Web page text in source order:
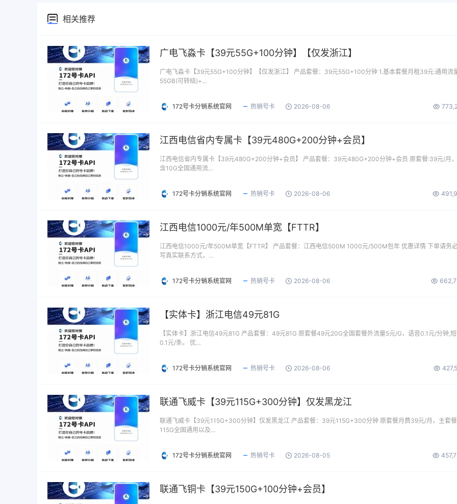
相关推荐
广电飞淼卡【39元55G+100分钟】【仅发浙江】
广电飞淼卡【39元55G+100分钟】【仅发浙江】 产品套餐：39元55G+100分钟 1.基本套餐月租39元:通用流
55GB(可转结)+…
172号卡分销系统官网 热销号卡 2026-08-06
江西电信省内专属卡【39元480G+200分钟+会员】
江西电信省内专属卡【39元480G+200分钟+会员】 产品套餐：39元480G+200分钟+会员 原套餐:39元/月
含10G全国通用流…
172号卡分销系统官网 热销号卡 2026-08-06
江西电信1000元/年500M单宽【FTTR】
江西电信1000元/年500M单宽【FTTR】 产品套餐：江西电信500M 1000元/500M包年 优惠详情 下单请务
写真实联系方式，…
172号卡分销系统官网 热销号卡 2026-08-06
【实体卡】浙江电信49元81G
【实体卡】浙江电信49元81G 产品套餐：49元81G 原套餐49元20G全国套餐外流量5元/G，语音0.1元/分钟,
0.1元/条。 优…
172号卡分销系统官网 热销号卡 2026-08-06
联通飞威卡【39元115G+300分钟】仅发黑龙江
联通飞威卡【39元115G+300分钟】仅发黑龙江 产品套餐：39元115G+300分钟 原套餐月费39元/月，主套
115G全国通用以及…
172号卡分销系统官网 热销号卡 2026-08-05
联通飞铜卡【39元150G+100分钟+会员】